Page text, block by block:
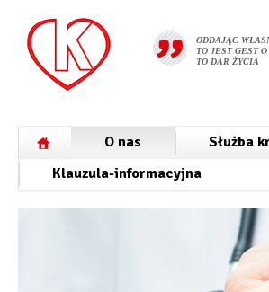
ODDAJĄC
TO JEST GEST
TO DAR ŻYCIA
O nas Służba
Klauzula-informacyjna